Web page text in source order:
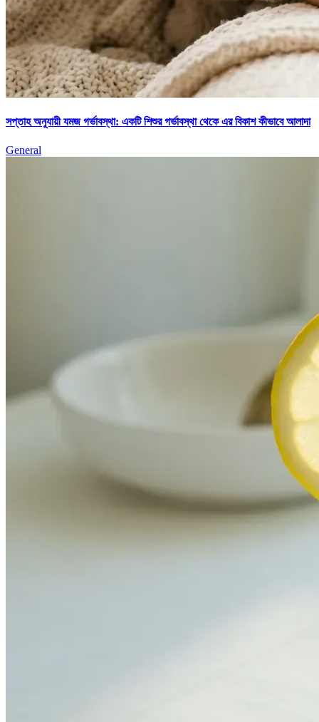
সপ্তাহ অনুযায়ী যমজ গর্ভাবস্থা: একটি শিশুর গর্ভাবস্থা থেকে এর বিকাশ কীভাবে আলাদা
General